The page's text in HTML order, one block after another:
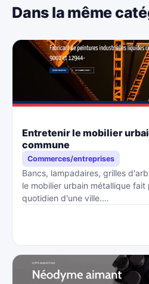
Dans la même
Entretenir le mobilier
commune
Commerces/entreprises
Bancs, lampadaires, grilles
le mobilier urbain métallique
quotidien d'une ville.…